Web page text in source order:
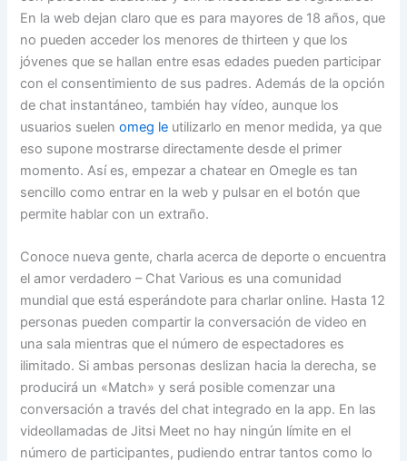
En la web dejan claro que es para mayores de 18 años, que
no pueden acceder los menores de thirteen y que los
jóvenes que se hallan entre esas edades pueden participar
con el consentimiento de sus padres. Además de la opción
de chat instantáneo, también hay vídeo, aunque los
usuarios suelenomeg le utilizarlo en menor medida, ya que
eso supone mostrarse directamente desde el primer
momento. Así es, empezar a chatear en Omegle es tan
sencillo como entrar en la web y pulsar en el botón que
permite hablar con un extraño.
Conoce nueva gente, charla acerca de deporte o encuentra
el amor verdadero – Chat Various es una comunidad
mundial que está esperándote para charlar online. Hasta 12
personas pueden compartir la conversación de video en
una sala mientras que el número de espectadores es
ilimitado. Si ambas personas deslizan hacia la derecha, se
producirá un «Match» y será posible comenzar una
conversación a través del chat integrado en la app. En las
videollamadas de Jitsi Meet no hay ningún límite en el
número de participantes, pudiendo entrar tantos como lo